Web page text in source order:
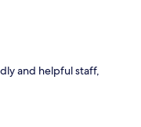
and helpful staff,